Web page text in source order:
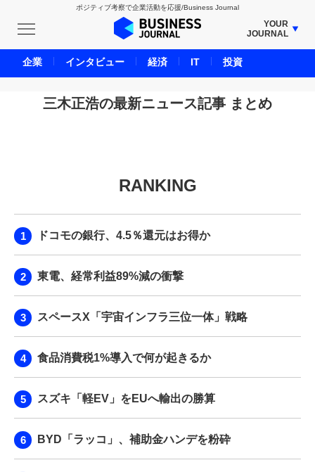
ポジティブ考察で企業活動を応援/Business Journal
YOUR
JOURNAL
BUSINESS JOURNAL
UNICORN JOURNAL
CARBON CREDITS JOURNAL
LIFE ENDING JOURNAL
BPaaS JOURNAL
三木正浩の最新ニュース記事 まとめ
RANKING
ドコモの銀行、4.5％還元はお得か
東電、経常利益89%減の衝撃
スペースX「宇宙インフラ三位一体」戦略
食品消費税1%導入で何が起きるか
スズキ「軽EV」をEUへ輸出の勝算
BYD「ラッコ」、補助金ハンデを粉砕
企業 インタビュー 経済 IT 投資